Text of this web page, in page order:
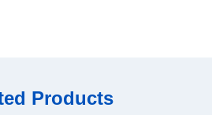
Products